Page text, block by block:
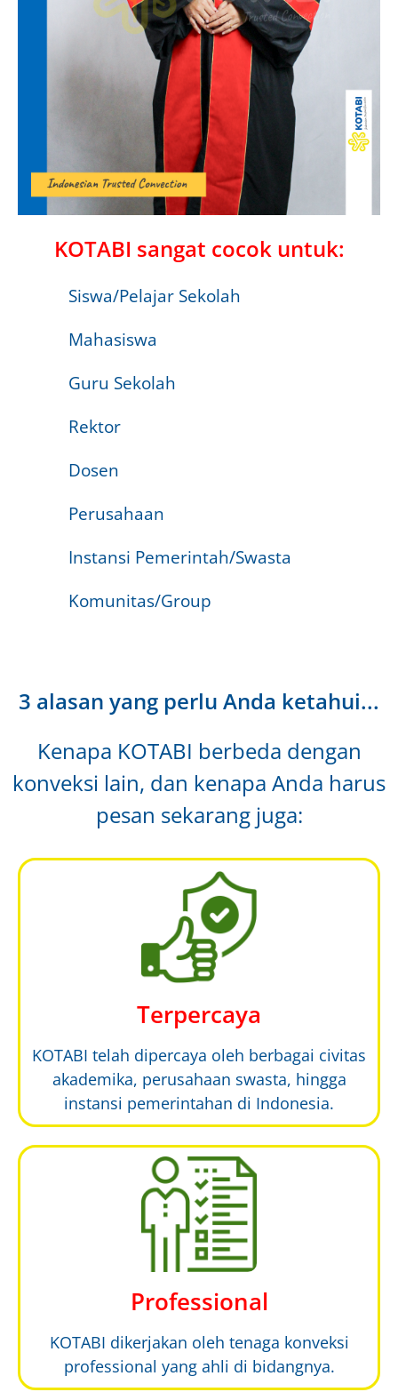
KOTABI sangat cocok untuk:
Siswa/Pelajar Sekolah
Mahasiswa
Guru Sekolah
Rektor
Dosen
Perusahaan
Instansi Pemerintah/Swasta
Komunitas/Group
3 alasan yang perlu Anda ketahui...
Kenapa KOTABI berbeda dengan
konveksi lain, dan kenapa Anda harus
pesan sekarang juga:
Terpercaya
KOTABI telah dipercaya oleh berbagai civitas
akademika, perusahaan swasta, hingga
instansi pemerintahan di Indonesia.
Professional
KOTABI dikerjakan oleh tenaga konveksi
professional yang ahli di bidangnya.